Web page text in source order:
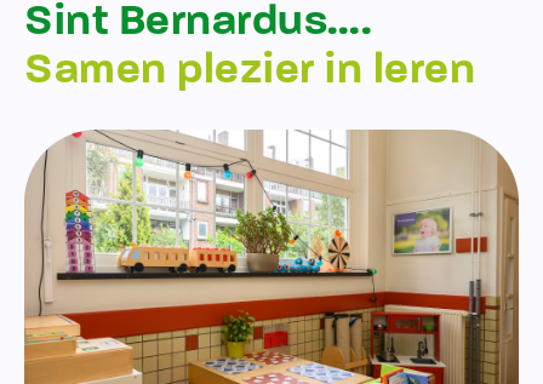
Sint Bernardus….
Samen plezier in leren